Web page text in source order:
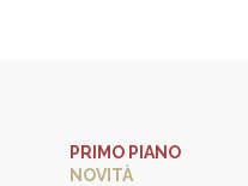
PRIMO PIANO
NOVITÀ